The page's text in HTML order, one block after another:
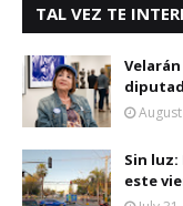
TAL VEZ TE
Sin
este